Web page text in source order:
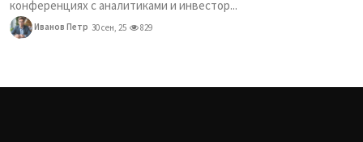
конференциях с аналитиками и инвестор...
Иванов Петр 30 сен, 25 829